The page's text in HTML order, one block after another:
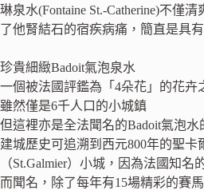
琳泉水(Fontaine St.-Catherine)不僅
了他腎結石的宿疾病痛，簡直是具
珍貴細緻Badoit氣泡泉水
一個被法國評鑑為「4朵花」的花卉
雖然僅是6千人口的小城鎮
但這裡亦是全法聞名的Badoit氣泡水
建城歷史可追溯到西元800年的聖卡
（St.Galmier）小城，因為法國知名
而聞名，除了每年有15場精彩的賽